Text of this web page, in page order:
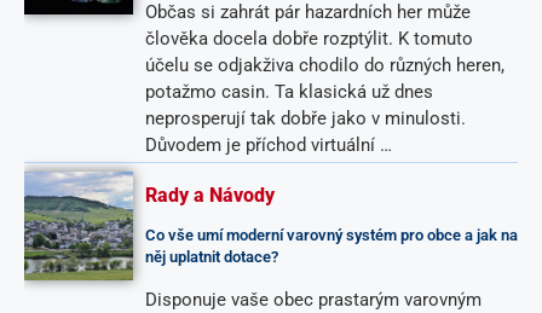
Občas si zahrát pár hazardních her může
člověka docela dobře rozptýlit. K tomuto
účelu se odjakživa chodilo do různých heren,
potažmo casin. Ta klasická už dnes
neprosperují tak dobře jako v minulosti.
Důvodem je příchod virtuální …
Rady a Návody
Co vše umí moderní varovný systém pro obce a jak na
něj uplatnit dotace?
Disponuje vaše obec prastarým varovným